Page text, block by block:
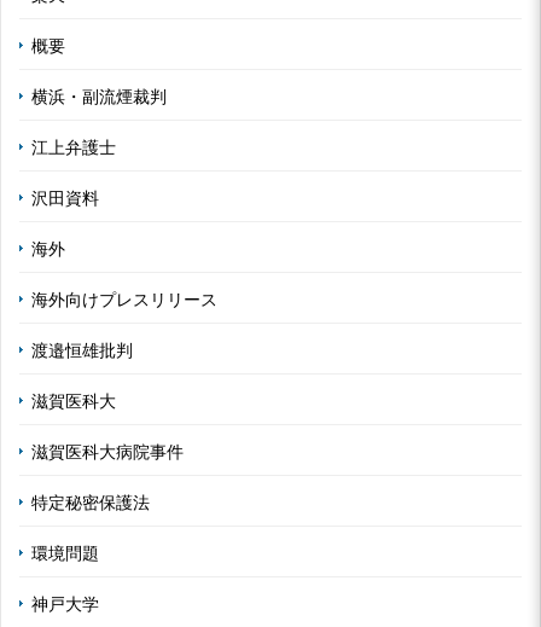
概要
横浜・副流煙裁判
江上弁護士
沢田資料
海外
海外向けプレスリリース
渡邉恒雄批判
滋賀医科大
滋賀医科大病院事件
特定秘密保護法
環境問題
神戸大学